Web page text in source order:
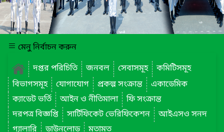
মেনু নির্বাচন করুন
দপ্তর পরিচিতি
জনবল সেবাসমূহ
কমিটিসমূহ
বিভাগসমূহ
যোগাযোগ প্রকল্প সংক্রান্ত
একাডেমিক
ক্যাডেট ভর্তি
আইন ও নীতিমালা
ফি সংক্রান্ত
দরপত্র বিজ্ঞপ্তি
সার্টিফিকেট ভেরিফিকেশন
আইএসও সনদ
গ্যালারি
ডাউনলোড মতামত